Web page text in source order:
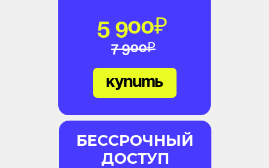
7 900₽
купить
5 900₽
БЕССРОЧНЫЙ
ДОСТУП